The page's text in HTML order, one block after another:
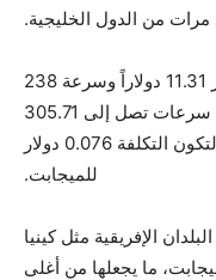
مرات من الدول الخليجية.
كذلك، تقدم الصين قيمة ممتازة بسعر 11.31 دولاراً وسرعة 238
ميجابت/ثانية، في حين توفر هونج كونج سرعات تصل إلى 305.71
ميجابت/ثانية وبسعر 23 دولاراً، لتكون التكلفة 0.076 دولار
للميجابت.
الإفريقية مثل كينيا
4 دولارات للميجابت، ما يجعلها من أغلى